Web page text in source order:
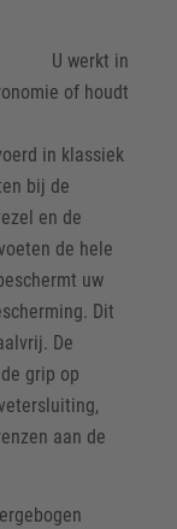
U werkt in
of houdt
in klassiek
bij de
en de
de hele
uw
Dit
De
grip op
aan de